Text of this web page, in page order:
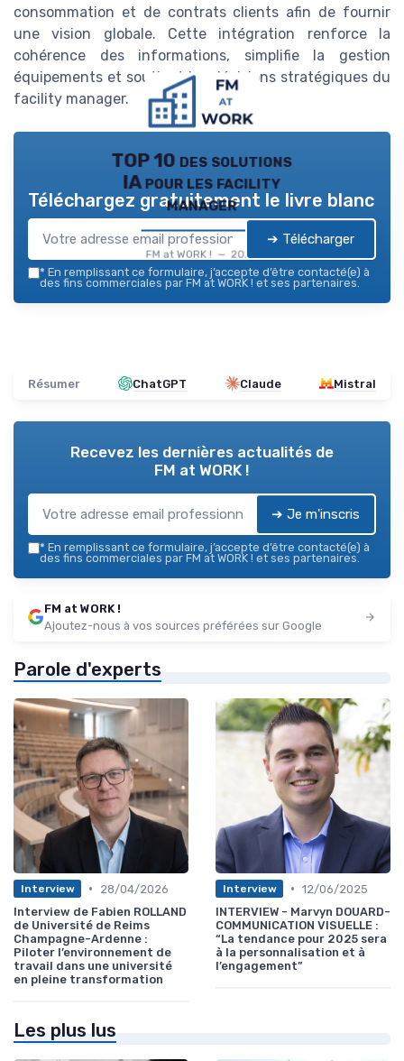
consommation et de contrats clients afin de fournir
une vision globale. Cette intégration renforce la
cohérence des informations, simplifie la gestion
équipements et soutient les décisions stratégiques du
facility manager.
TOP 10 des solutions
IA pour les facility
manager
FM at WORK ! — 2026
Téléchargez gratuitement le livre blanc
➔ Télécharger
* En remplissant ce formulaire, j’accepte d’être contacté(e) à
des fins commerciales par FM at WORK ! et ses partenaires.
Résumer ChatGPT Claude Mistral
Recevez les dernières actualités de
FM at WORK !
➔ Je m'inscris
* En remplissant ce formulaire, j’accepte d’être contacté(e) à
des fins commerciales par FM at WORK ! et ses partenaires.
FM at WORK !
Ajoutez-nous à vos sources préférées sur Google
Parole d'experts
Interview •
28/04/2026
Interview de Fabien ROLLAND
de Université de Reims
Champagne-Ardenne :
Piloter l’environnement de
travail dans une université
en pleine transformation
Interview • 12/06/2025
INTERVIEW - Marvyn DOUARD-
COMMUNICATION VISUELLE :
“La tendance pour 2025 sera
à la personnalisation et à
l’engagement”
Les plus lus